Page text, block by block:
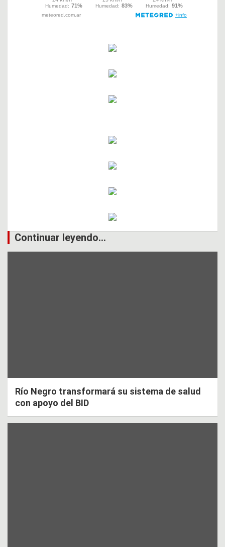
Continuar leyendo...
Río Negro transformará su sistema de salud
con apoyo del BID